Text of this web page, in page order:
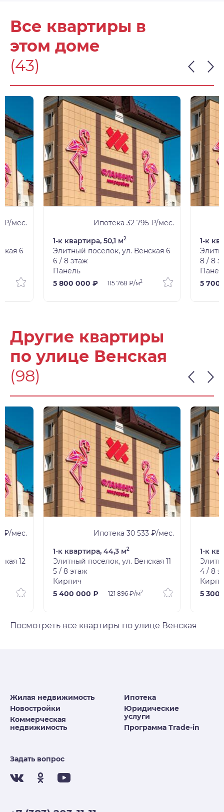
Все квартиры в
этом доме
(43)
₽/мес.
6
Ипотека 32 795 ₽/мес.
1-к квартира, 50,1 м2
Элитный поселок, ул. Венская 6
6 / 8 этаж
Панель
5 800 000 ₽
115 768 ₽/м2
1-к
8 / 8
5 700
Другие квартиры
по улице Венская
(98)
₽/мес.
12
Ипотека 30 533 ₽/мес.
1-к квартира, 44,3 м2
Элитный поселок, ул. Венская 11
5 / 8 этаж
Кирпич
5 400 000 ₽
121 896 ₽/м2
1-к
4 / 8
5 300
Посмотреть все квартиры по улице Венская
Жилая недвижимость
Новостройки
Коммерческая
недвижимость
Ипотека
Юридические
услуги
Программа Trade-in
Задать вопрос